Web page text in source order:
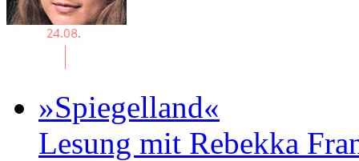
»Spiegelland«
Lesung mit Rebekka